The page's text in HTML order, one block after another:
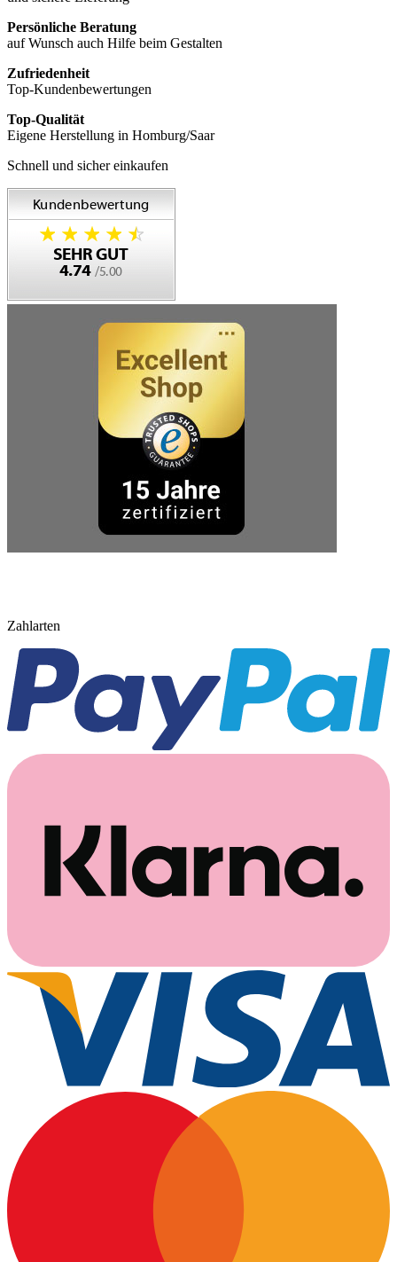
Persönliche Beratung
auf Wunsch auch Hilfe beim Gestalten
Zufriedenheit
Top-Kundenbewertungen
Top-Qualität
Eigene Herstellung in Homburg/Saar
Schnell und sicher einkaufen
Zahlarten